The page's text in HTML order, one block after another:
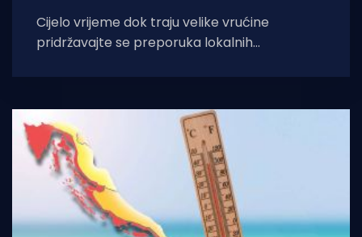
Cijelo vrijeme dok traju velike vrućine
pridržavajte se preporuka lokalnih
za javno zdravstvo Dubrovačko-